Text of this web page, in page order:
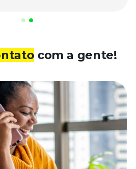
com a gente!